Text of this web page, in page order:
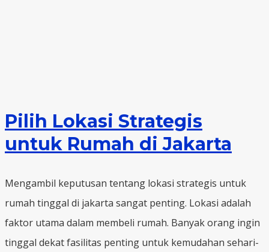
Pilih Lokasi Strategis
untuk Rumah di Jakarta
Mengambil keputusan tentang lokasi strategis untuk
rumah tinggal di jakarta sangat penting. Lokasi adalah
faktor utama dalam membeli rumah. Banyak orang ingin
tinggal dekat fasilitas penting untuk kemudahan sehari-